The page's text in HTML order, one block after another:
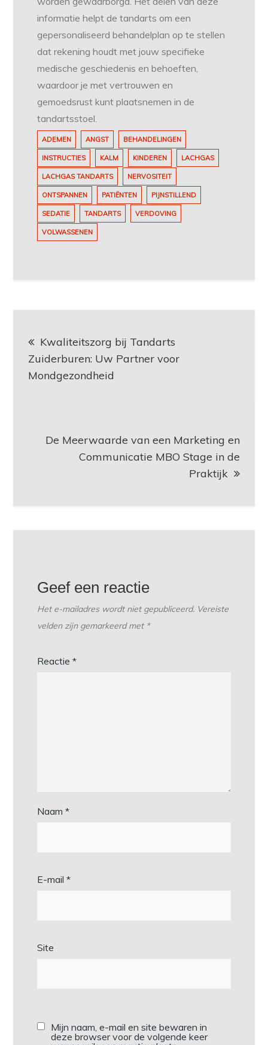
informatie helpt de tandarts om een
gepersonaliseerd behandelplan op te stellen
dat rekening houdt met jouw specifieke
medische geschiedenis en behoeften,
waardoor je met vertrouwen en
gemoedsrust kunt plaatsnemen in de
tandartsstoel.
ADEMEN ANGST BEHANDELINGEN
INSTRUCTIES KALM KINDEREN LACHGAS
LACHGAS TANDARTS NERVOSITEIT
ONTSPANNEN PATIËNTEN PIJNSTILLEND
SEDATIE TANDARTS VERDOVING
VOLWASSENEN
Kwaliteitszorg bij Tandarts
Zuiderburen: Uw Partner voor
Mondgezondheid
De Meerwaarde van een Marketing en
Communicatie MBO Stage in de
Praktijk
Geef een reactie
Het e-mailadres wordt niet gepubliceerd. Vereiste
velden zijn gemarkeerd met *
Reactie*
Naam*
E-mail*
Site
Mijn naam, e-mail en site bewaren in
deze browser voor de volgende keer